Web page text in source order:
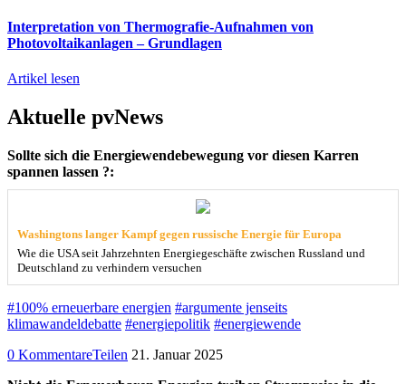
Interpretation von Thermografie-Aufnahmen von
Photovoltaikanlagen – Grundlagen
Artikel lesen
Aktuelle pvNews
Sollte sich die Energiewendebewegung vor diesen Karren
spannen lassen ?:
Washingtons langer Kampf gegen russische Energie für Europa
Wie die USA seit Jahrzehnten Energiegeschäfte zwischen Russland und
Deutschland zu verhindern versuchen
#100% erneuerbare energien #argumente jenseits
klimawandeldebatte #energiepolitik #energiewende
0 KommentareTeilen 21. Januar 2025